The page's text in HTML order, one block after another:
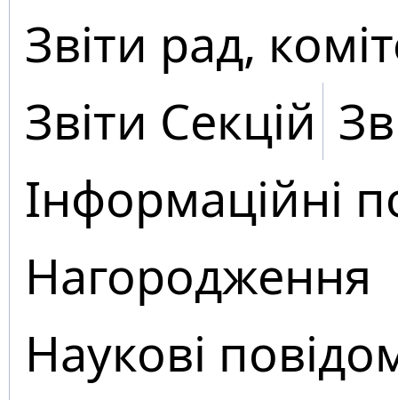
Звіти рад,
Звіти Секцій
Інформаційні
Нагородження
Наукові